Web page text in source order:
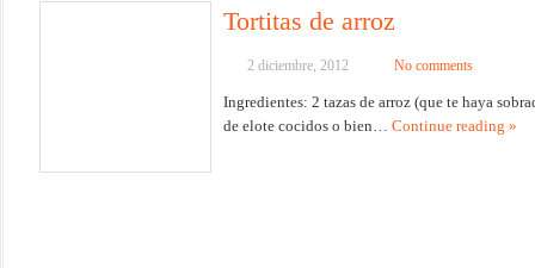
Tortitas de arroz
2 diciembre, 2012 No comments
Ingredientes: 2 tazas de arroz (que te haya
de elote cocidos o bien… Continue reading »